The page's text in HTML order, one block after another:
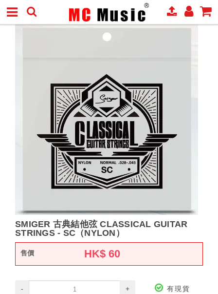
SMIGER 古典結他弦 CLASSICAL GUITAR
STRINGS - SC（NYLON）
售價 HK$60
- + 有現貨